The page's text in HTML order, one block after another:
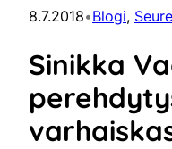
8.7.2018•Blogi,
Sinikka